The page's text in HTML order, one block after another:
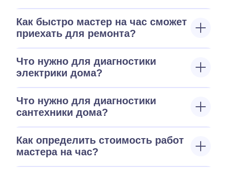
Как быстро мастер на час сможет
приехать для ремонта?
Что нужно для диагностики
электрики дома?
Что нужно для диагностики
сантехники дома?
Как определить стоимость работ
мастера на час?